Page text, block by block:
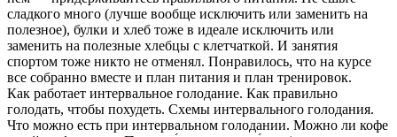
сладкого много (лучше вообще исключить или заменить на
полезное), булки и хлеб тоже в идеале исключить или
заменить на полезные хлебцы с клетчаткой. И занятия
спортом тоже никто не отменял. Понравилось, что на курсе
все собранно вместе и план питания и план тренировок.
Как работает интервальное голодание. Как правильно
голодать, чтобы похудеть. Схемы интервального голодания.
Что можно есть при интервальном голодании. Можно ли кофе